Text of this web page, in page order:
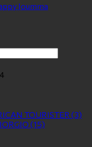
Joumma
4
TOURISTER (3)
(15)